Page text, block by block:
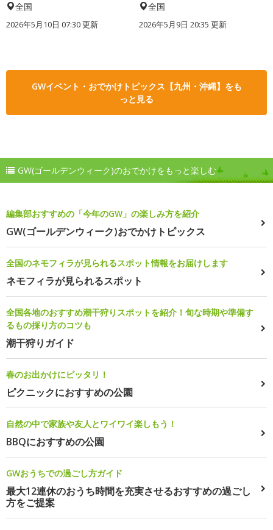
全国
2026年5月10日 07:30 更新
全国
2026年5月9日 20:35 更新
GWイベント・おでかけトピックス【九州・沖縄】をも
っと見る
GW(ゴールデンウィーク)のおでかけをもっと楽しむ
編集部おすすめの「今年のGW」の楽しみ方を紹介
GW(ゴールデンウィーク)おでかけトピックス
全国のネモフィラが見られるスポット情報をお届けします
ネモフィラが見られるスポット
全国各地のおすすめ潮干狩りスポットを紹介！旬な時期や準備す
るもの採り方のコツも
潮干狩りガイド
春のお出かけにピッタリ！
ピクニックにおすすめの公園
自然の中で家族や友人とワイワイ楽しもう！
BBQにおすすめの公園
GWおうちでの過ごし方ガイド
最大12連休のおうち時間を充実させるおすすめの過ごし
方をご提案